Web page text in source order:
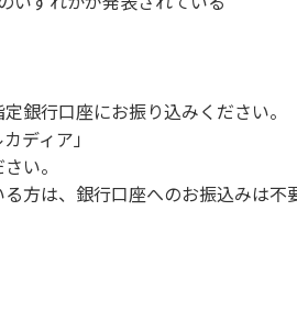
と宿泊可能なサイトは除く）
のご迷惑にならないようにご配慮
プファイヤー。
ッカーなど）
切イベントは除く）
シャワー棟、水道など）の占有行為
なうこと 。
談笑等）や他人に嫌悪感を与える
銀行口座にお振り込みください。
ディア」
い。
は、銀行口座へのお振込みは不